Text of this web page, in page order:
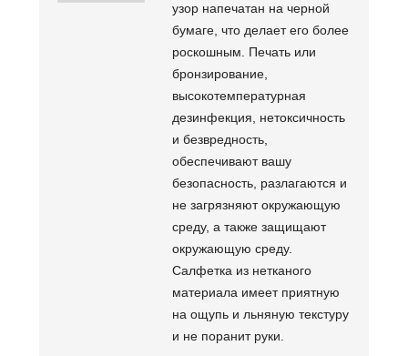
узор напечатан на черной
бумаге, что делает его более
роскошным. Печать или
бронзирование,
высокотемпературная
дезинфекция, нетоксичность
и безвредность,
обеспечивают вашу
безопасность, разлагаются и
не загрязняют окружающую
среду, а также защищают
окружающую среду.
Салфетка из нетканого
материала имеет приятную
на ощупь и льняную текстуру
и не поранит руки.